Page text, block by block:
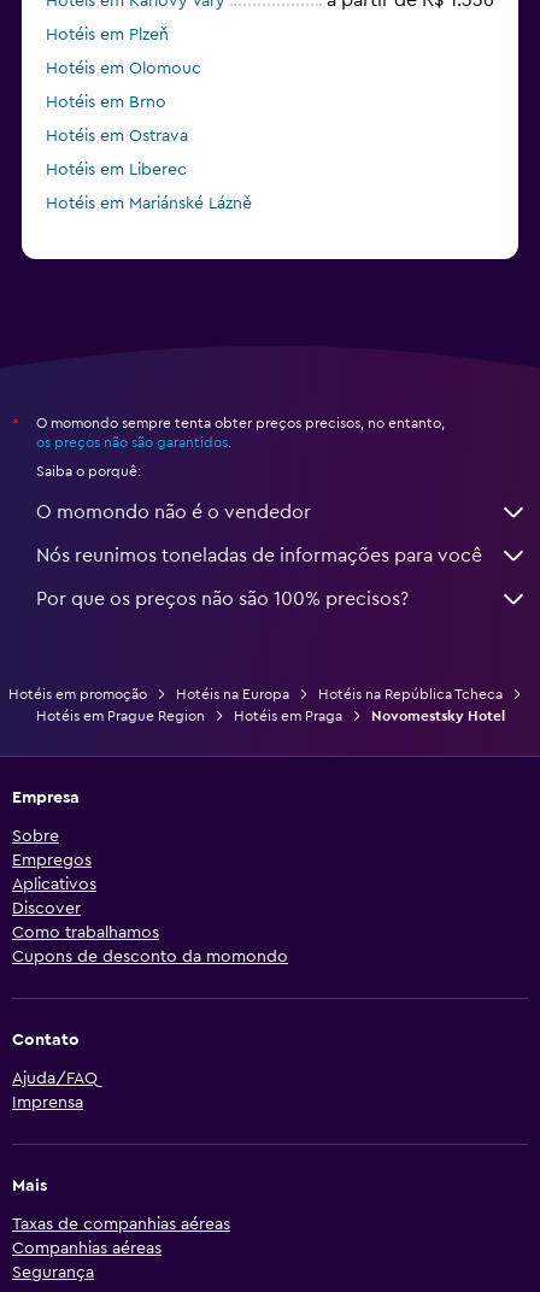
Hotéis em Plzeň
Hotéis em Olomouc
Hotéis em Brno
Hotéis em Ostrava
Hotéis em Liberec
Hotéis em Mariánské Lázně
*
O momondo sempre tenta obter preços precisos, no entanto,
os preços não são garantidos
Saiba o porquê:
O momondo não é o vendedor
Nós reunimos toneladas de informações para você
Por que os preços não são 100% precisos?
Hotéis em promoção Hotéis na Europa
Hotéis na República Tcheca
Hotéis em Prague Region
Hotéis em Praga Novomestsky Hotel
Empresa
Sobre
Empregos
Aplicativos
Discover
Como trabalhamos
Cupons de desconto da momondo
Contato
Ajuda/FAQ
Imprensa
Mais
Taxas de companhias aéreas
Companhias aéreas
Segurança